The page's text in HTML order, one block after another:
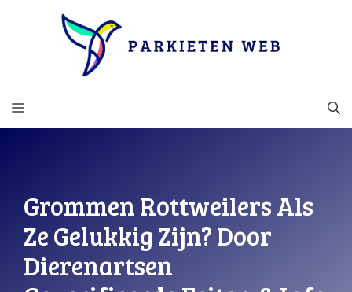
MENU
Grommen Rottweilers Als
Ze Gelukkig Zijn? Door
Dierenartsen